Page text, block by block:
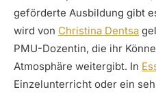
geförderte Ausbildung gibt
wird von Christina Dentsa
PMU-Dozentin, die ihr
Atmosphäre weitergibt. In
Einzelunterricht oder ein